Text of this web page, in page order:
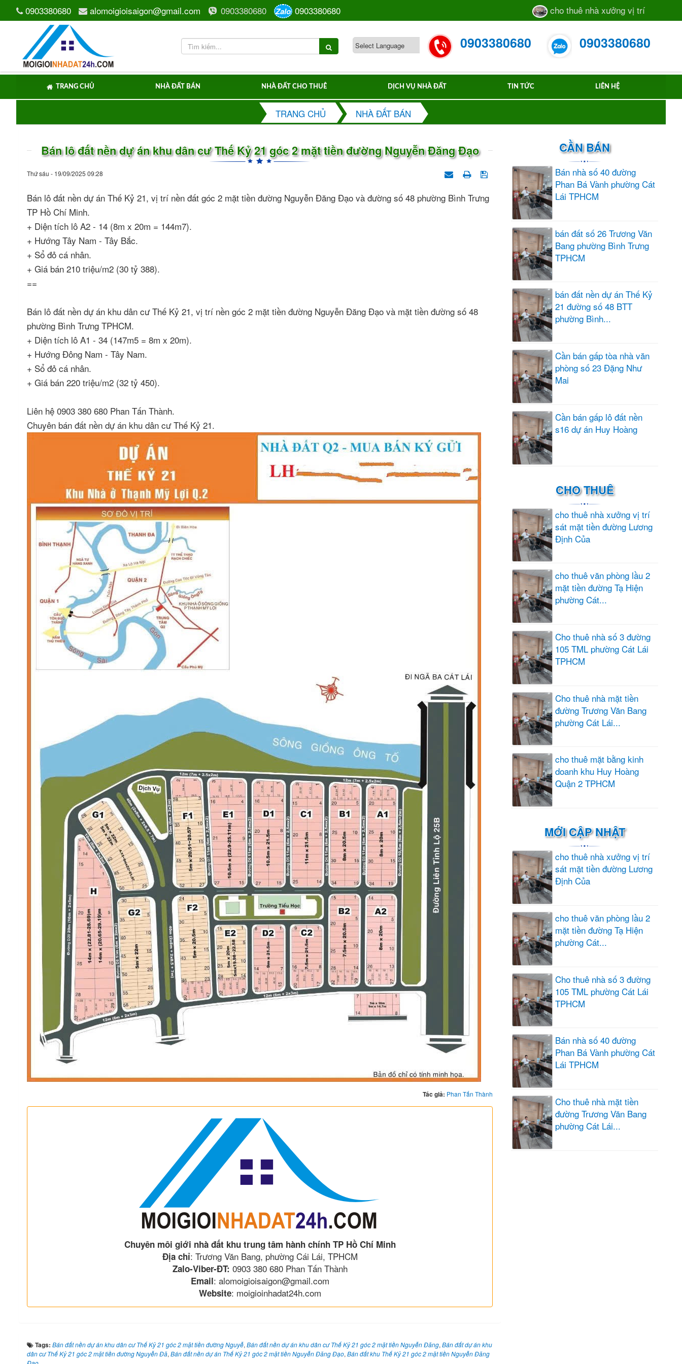
0903380680 alomoigioisaigon@gmail.com 0903380680 Zalo 0903380680 cho thuê nhà xưởng vị trí sát mặt tiền
0903380680 0903380680
TRANG CHỦ NHÀ ĐẤT BÁN NHÀ ĐẤT CHO THUÊ DỊCH VỤ NHÀ ĐẤT TIN TỨC LIÊN HỆ
TRANG CHỦ NHÀ ĐẤT BÁN
Bán lô đất nền dự án khu dân cư Thế Kỷ 21 góc 2 mặt tiền đường Nguyễn Đăng Đạo
Thứ sáu - 19/09/2025 09:28
Bán lô đất nền dự án Thế Kỷ 21, vị trí nền đất góc 2 mặt tiền đường Nguyễn Đăng Đạo và đường số 48 phường Bình Trưng
TP Hồ Chí Minh.
+ Diện tích lô A2 - 14 (8m x 20m = 144m7).
+ Hướng Tây Nam - Tây Bắc.
+ Sổ đỏ cá nhân.
+ Giá bán 210 triệu/m2 (30 tỷ 388).
==
Bán lô đất nền dự án khu dân cư Thế Kỷ 21, vị trí nền góc 2 mặt tiền đường Nguyễn Đăng Đạo và mặt tiền đường số 48
phường Bình Trưng TPHCM.
+ Diện tích lô A1 - 34 (147m5 = 8m x 20m).
+ Hướng Đông Nam - Tây Nam.
+ Sổ đỏ cá nhân.
+ Giá bán 220 triệu/m2 (32 tỷ 450).
Liên hệ 0903 380 680 Phan Tấn Thành.
Chuyên bán đất nền dự án khu dân cư Thế Kỷ 21.
Tác giả: Phan Tấn Thành
Chuyên môi giới nhà đất khu trung tâm hành chính TP Hồ Chí Minh
Địa chỉ: Trương Văn Bang, phường Cái Lái, TPHCM
Zalo-Viber-ĐT: 0903 380 680 Phan Tấn Thành
Email: alomoigioisaigon@gmail.com
Website: moigioinhadat24h.com
Tags: Bán đất nền dự án khu dân cư Thế Kỷ 21 góc 2 mặt tiền đường Nguyễ, Bán đất nền dự án khu dân cư Thế Kỷ 21 góc 2 mặt tiền Nguyễn Đăng, Bán đất dự án khu
dân cư Thế Kỷ 21 góc 2 mặt tiền đường Nguyễn Đă, Bán đất nền dự án Thế Kỷ 21 góc 2 mặt tiền Nguyễn Đăng Đạo, Bán đất khu Thế Kỷ 21 góc 2 mặt tiền Nguyễn Đăng
CẦN BÁN
Bán nhà số 40 đường
Phan Bá Vành phường Cát
Lái TPHCM
bán đất số 26 Trương Văn
Bang phường Bình Trưng
TPHCM
bán đất nền dự án Thế Kỷ
21 đường số 48 BTT
phường Bình...
Cần bán gấp tòa nhà văn
phòng số 23 Đặng Như
Mai
Cần bán gấp lô đất nền
s16 dự án Huy Hoàng
CHO THUÊ
cho thuê nhà xưởng vị trí
sát mặt tiền đường Lương
Định Của
cho thuê văn phòng lầu 2
mặt tiền đường Tạ Hiện
phường Cát...
Cho thuê nhà số 3 đường
105 TML phường Cát Lái
TPHCM
Cho thuê nhà mặt tiền
đường Trương Văn Bang
phường Cát Lái...
cho thuê mặt bằng kinh
doanh khu Huy Hoàng
Quận 2 TPHCM
MỚI CẬP NHẬT
cho thuê nhà xưởng vị trí
sát mặt tiền đường Lương
Định Của
cho thuê văn phòng lầu 2
mặt tiền đường Tạ Hiện
phường Cát...
Cho thuê nhà số 3 đường
105 TML phường Cát Lái
TPHCM
Bán nhà số 40 đường
Phan Bá Vành phường Cát
Lái TPHCM
Cho thuê nhà mặt tiền
đường Trương Văn Bang
phường Cát Lái...